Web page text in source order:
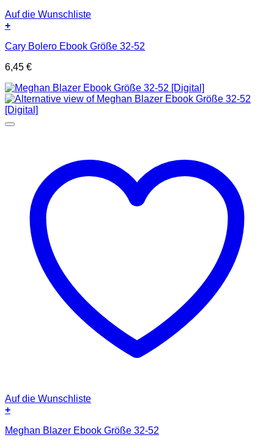
Auf die Wunschliste
+
Cary Bolero Ebook Größe 32-52
6,45 €
Auf die Wunschliste
+
Meghan Blazer Ebook Größe 32-52